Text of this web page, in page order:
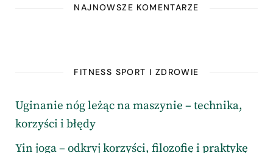
NAJNOWSZE KOMENTARZE
FITNESS SPORT I ZDROWIE
Uginanie nóg leżąc na maszynie – technika,
korzyści i błędy
Yin joga – odkryj korzyści, filozofię i praktykę